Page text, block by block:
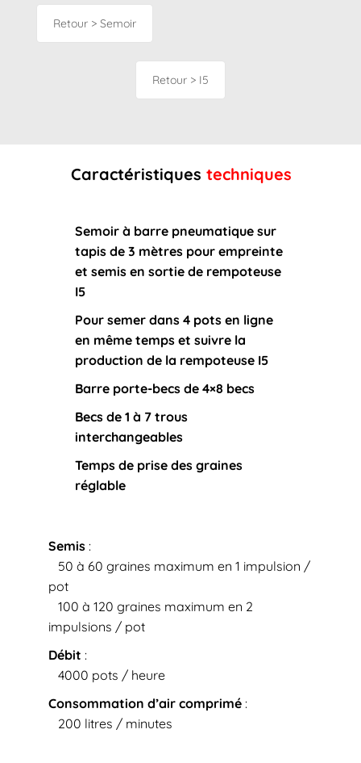
Retour > Semoir
Retour > I5
Caractéristiques techniques
Semoir à barre pneumatique sur
tapis de 3 mètres pour empreinte
et semis en sortie de rempoteuse
I5
Pour semer dans 4 pots en ligne
en même temps et suivre la
production de la rempoteuse I5
Barre porte-becs de 4×8 becs
Becs de 1 à 7 trous
interchangeables
Temps de prise des graines
réglable
Semis :
50 à 60 graines maximum en 1 impulsion /
pot
100 à 120 graines maximum en 2
impulsions / pot
Débit :
4000 pots / heure
Consommation d’air comprimé:
200 litres / minutes